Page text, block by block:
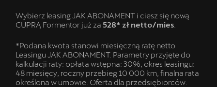
Wybierz leasing JAK ABONAMENT i ciesz się nową
CUPRĄ Formentor już za 528* zł netto/mies
*Podana kwota stanowi miesięczną ratę netto
Leasingu JAK ABONAMENT. Parametry przyjęte do
kalkulacji raty: opłata wstępna: 30%, okres leasingu:
48 miesięcy, roczny przebieg 10 000 km, finalna rata
określona w umowie. Oferta dla przedsiębiorców.